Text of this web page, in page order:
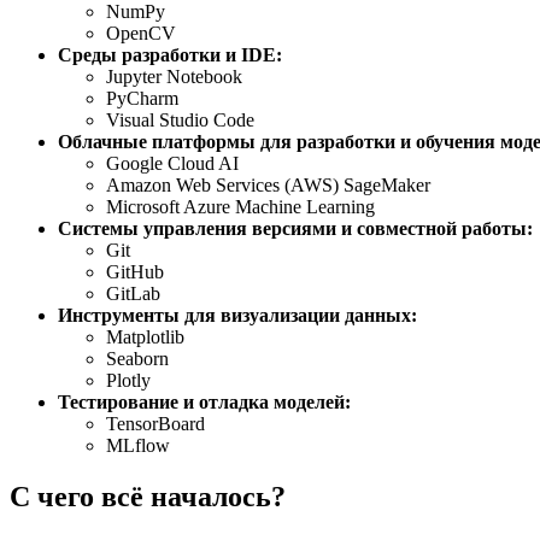
NumPy
OpenCV
Среды разработки и IDE:
Jupyter Notebook
PyCharm
Visual Studio Code
Облачные платформы для разработки и обучения
Google Cloud AI
Amazon Web Services (AWS) SageMaker
Microsoft Azure Machine Learning
Системы управления версиями и совместной работы:
Git
GitHub
GitLab
Инструменты для визуализации данных:
Matplotlib
Seaborn
Plotly
Тестирование и отладка моделей:
TensorBoard
MLflow
С чего всё началось?